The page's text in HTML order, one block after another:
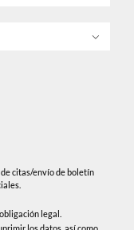

citas/envío de boletín
legal.
los datos, así como